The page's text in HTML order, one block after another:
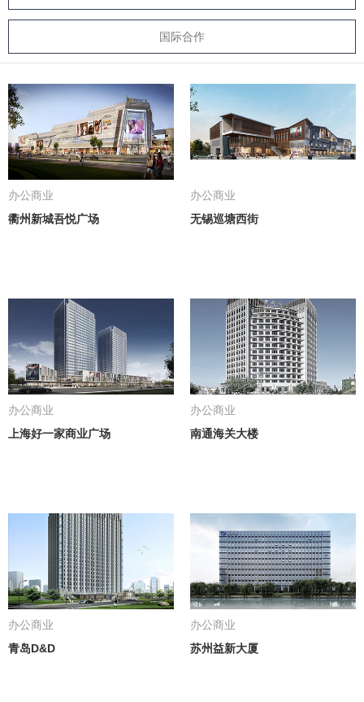
国际合作
办公商业
衢州新城吾悦广场
办公商业
无锡巡塘西街
办公商业
上海好一家商业广场
办公商业
南通海关大楼
办公商业
青岛D&D
办公商业
苏州益新大厦